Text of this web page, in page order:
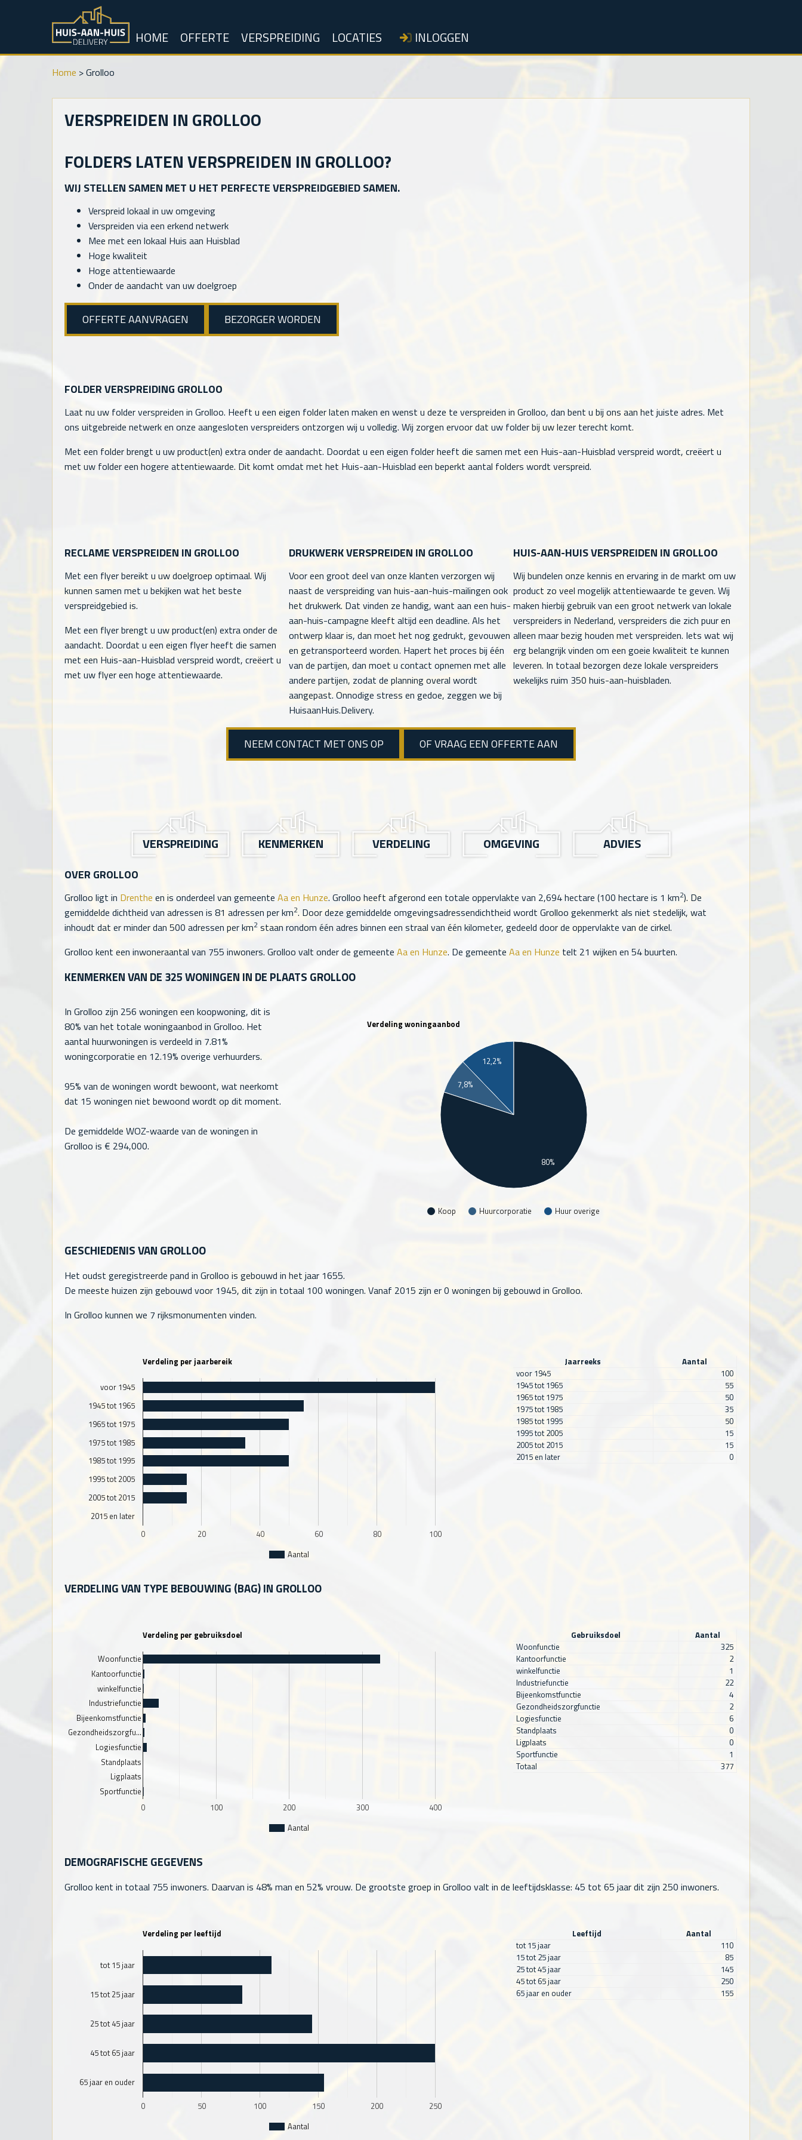
HOME OFFERTE VERSPREIDING LOCATIES INLOGGEN
Home >Grolloo
VERSPREIDEN IN GROLLOO
FOLDERS LATEN VERSPREIDEN IN GROLLOO?
WIJ STELLEN SAMEN MET U HET PERFECTE VERSPREIDGEBIED SAMEN.
Verspreid lokaal in uw omgeving
Verspreiden via een erkend netwerk
Mee met een lokaal Huis aan Huisblad
Hoge kwaliteit
Hoge attentiewaarde
Onder de aandacht van uw doelgroep
OFFERTE AANVRAGEN BEZORGER WORDEN
FOLDER VERSPREIDING GROLLOO
Laat nu uw folder verspreiden in Grolloo. Heeft u een eigen folder laten maken en wenst u deze te verspreiden in Grolloo, dan bent u bij ons aan het juiste adres. Met
ons uitgebreide netwerk en onze aangesloten verspreiders ontzorgen wij u volledig. Wij zorgen ervoor dat uw folder bij uw lezer terecht komt.
Met een folder brengt u uw product(en) extra onder de aandacht. Doordat u een eigen folder heeft die samen met een Huis-aan-Huisblad verspreid wordt, creëert u
met uw folder een hogere attentiewaarde. Dit komt omdat met het Huis-aan-Huisblad een beperkt aantal folders wordt verspreid.
RECLAME VERSPREIDEN IN GROLLOO
Met een flyer bereikt u uw doelgroep optimaal. Wij
kunnen samen met u bekijken wat het beste
verspreidgebied is.
Met een flyer brengt u uw product(en) extra onder de
aandacht. Doordat u een eigen flyer heeft die samen
met een Huis-aan-Huisblad verspreid wordt, creëert u
met uw flyer een hoge attentiewaarde.
DRUKWERK VERSPREIDEN IN GROLLOO
Voor een groot deel van onze klanten verzorgen wij
naast de verspreiding van huis-aan-huis-mailingen ook
het drukwerk. Dat vinden ze handig, want aan een huis-
aan-huis-campagne kleeft altijd een deadline. Als het
ontwerp klaar is, dan moet het nog gedrukt, gevouwen
en getransporteerd worden. Hapert het proces bij één
van de partijen, dan moet u contact opnemen met alle
andere partijen, zodat de planning overal wordt
aangepast. Onnodige stress en gedoe, zeggen we bij
HuisaanHuis.Delivery.
HUIS-AAN-HUIS VERSPREIDEN IN GROLLOO
Wij bundelen onze kennis en ervaring in de markt om uw
product zo veel mogelijk attentiewaarde te geven. Wij
maken hierbij gebruik van een groot netwerk van lokale
verspreiders in Nederland, verspreiders die zich puur en
alleen maar bezig houden met verspreiden. Iets wat wij
erg belangrijk vinden om een goeie kwaliteit te kunnen
leveren. In totaal bezorgen deze lokale verspreiders
wekelijks ruim 350 huis-aan-huisbladen.
NEEM CONTACT MET ONS OP OF VRAAG EEN OFFERTE AAN
VERSPREIDING KENMERKEN VERDELING OMGEVING ADVIES
OVER GROLLOO
Grolloo ligt in Drenthe en is onderdeel van gemeente Aa en Hunze. Grolloo heeft afgerond een totale oppervlakte van 2,694hectare (100 hectare is 1 km2). De
gemiddelde dichtheid van adressen is 81 adressen per km2. Door deze gemiddelde omgevingsadressendichtheid wordt Grolloo gekenmerkt als niet stedelijk, wat
inhoudt dat er minder dan 500 adressen per km2 staan rondom één adres binnen een straal van één kilometer, gedeeld door de oppervlakte van de cirkel.
Grolloo kent een inwoneraantal van 755 inwoners. Grolloo valt onder de gemeente Aa en Hunze. De gemeente Aa en Hunze telt 21 wijken en 54buurten.
KENMERKEN VAN DE 325WONINGEN IN DE PLAATS GROLLOO
In Grolloo zijn 256 woningen een koopwoning, dit is
80% van het totale woningaanbod in Grolloo. Het
aantal huurwoningen is verdeeld in 7.81%
woningcorporatie en 12.19% overige verhuurders.
95% van de woningen wordt bewoont, wat neerkomt
dat 15 woningen niet bewoond wordt op dit moment.
De gemiddelde WOZ-waarde van de woningen in
Grolloo is € 294,000.
Verdeling woningaanbod
Koop Huurcorporatie Huur overige
12,2%
7,8%
80%
GESCHIEDENIS VAN GROLLOO
Het oudst geregistreerde pand in Grolloo is gebouwd in het jaar 1655.
De meeste huizen zijn gebouwd voor 1945, dit zijn in totaal 100 woningen. Vanaf 2015 zijn er0 woningen bij gebouwd in Grolloo.
In Grolloo kunnen we 7 rijksmonumenten vinden.
Verdeling per jaarbereik
Aantal
0 20 40 60 80 100
voor 1945
1945 tot 1965
1965 tot 1975
1975 tot 1985
1985 tot 1995
1995 tot 2005
2005 tot 2015
2015 en later
Jaarreeks
Aantal
voor 1945
100
1945 tot 1965
55
1965 tot 1975
50
1975 tot 1985
35
1985 tot 1995
50
1995 tot 2005
15
2005 tot 2015
15
2015 en later
0
VERDELING VAN TYPE BEBOUWING (BAG) IN GROLLOO
Verdeling per gebruiksdoel
Aantal
0 100 200 300 400
Woonfunctie
Kantoorfunctie
winkelfunctie
Industriefunctie
Bijeenkomstfunctie
Gezondheidszorgfu…
Logiesfunctie
Standplaats
Ligplaats
Sportfunctie
Gebruiksdoel
Aantal
Woonfunctie
325
Kantoorfunctie
2
winkelfunctie
1
Industriefunctie
22
Bijeenkomstfunctie
4
Gezondheidszorgfunctie
2
Logiesfunctie
6
Standplaats
0
Ligplaats
0
Sportfunctie
1
Totaal
377
DEMOGRAFISCHE GEGEVENS
Grolloo kent in totaal 755 inwoners. Daarvan is 48% man en 52% vrouw. De grootste groep in Grolloo valt in de leeftijdsklasse: 45 tot 65 jaar dit zijn 250 inwoners.
Verdeling per leeftijd
Aantal
0 50 100 150 200 250
tot 15 jaar
15 tot 25 jaar
25 tot 45 jaar
45 tot 65 jaar
65 jaar en ouder
Leeftijd
Aantal
tot 15 jaar
110
15 tot 25 jaar
85
25 tot 45 jaar
145
45 tot 65 jaar
250
65 jaar en ouder
155